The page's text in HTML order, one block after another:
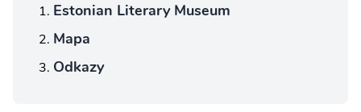
Estonian Literary Museum
Mapa
Odkazy